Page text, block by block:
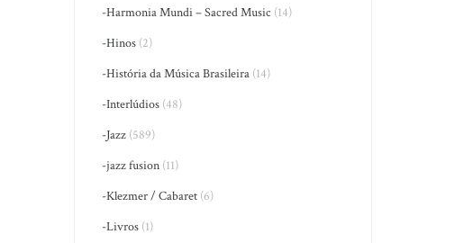
-Harmonia Mundi – Sacred Music (14)
-Hinos (2)
-História da Música Brasileira (14)
-Interlúdios (48)
-Jazz (589)
-jazz fusion (11)
-Klezmer / Cabaret (6)
-Livros (1)